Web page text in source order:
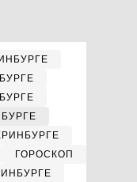
ГОРОСКОП